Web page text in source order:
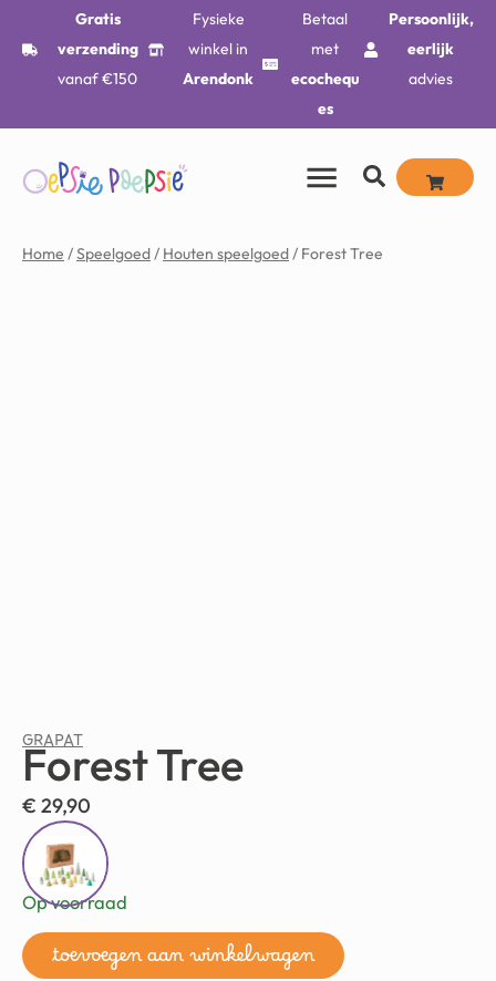
Gratis
verzending
vanaf €150
Fysieke
winkel in
Arendonk
Betaal
met
ecochequ
es
Persoonlijk,
eerlijk
advies
Home /Speelgoed/ Houten speelgoed/ Forest Tree
GRAPAT
Forest Tree
€ 29,90
Op voorraad
toevoegen aan winkelwagen